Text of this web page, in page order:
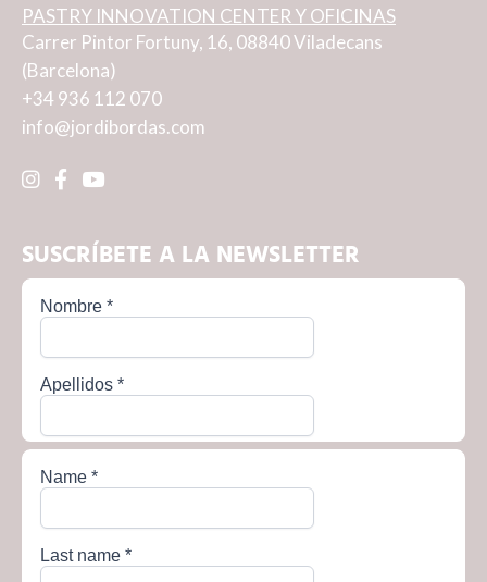
PASTRY INNOVATION CENTER Y OFICINAS
Carrer Pintor Fortuny, 16, 08840 Viladecans
(Barcelona)
+34 936 112 070
info@jordibordas.com
SUSCRÍBETE A LA NEWSLETTER